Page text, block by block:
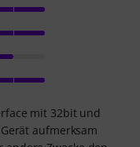
mit 32bit und
aufmerksam